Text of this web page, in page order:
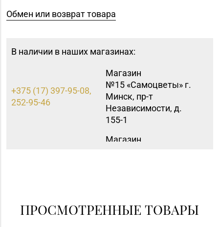
Обмен или возврат товара
В наличии в наших магазинах:
+375 (17) 397-95-08,
252-95-46
Магазин
№15 «Самоцветы» г.
Минск, пр-т
Независимости, д.
155-1
Магазин
+375 (17) 357-30-71,
Магазин
№43 «Бирюза» г.
ПРОСМОТРЕННЫЕ ТОВАРЫ